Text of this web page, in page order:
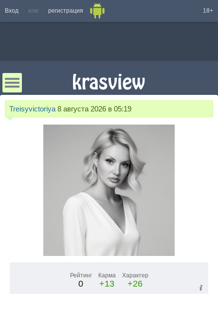
Вход или регистрация 18+
Treisyvictoriya 8 августа 2026 в 05:19
Рейтинг
0
Карма
+13
Характер
+26